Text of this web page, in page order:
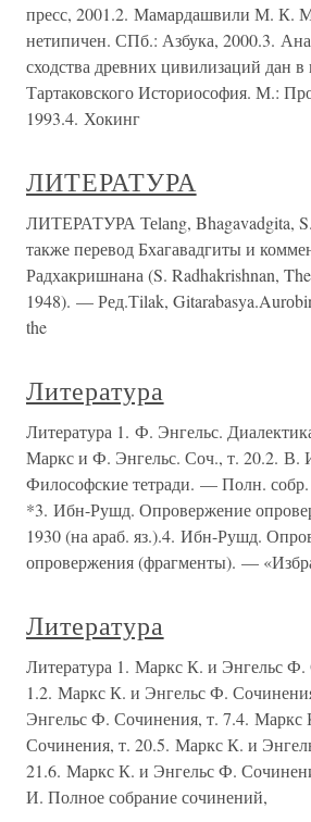
пресс, 2001.2. Мамардашвили М. К.
нетипичен. СПб.: Азбука, 2000.3.
сходства древних цивилизаций дан
Тартаковского Историософия. М.:
1993.4. Хокинг
ЛИТЕРАТУРА
ЛИТЕРАТУРА Теlаng, Bhagavadgita,
также перевод Бхагавадгиты и
Радхакришнана (S. Radhakrishnan,
1948). — Ред.Тilak,
the
Литература
Литература 1. Ф. Энгельс.
Маркс и Ф. Энгельс. Соч., т. 20.2. В.
Философские тетради. — Полн.
*3. Ибн-Рушд. Опровержение
1930 (на араб. яз.).4. Ибн-Рушд.
опровержения (фрагменты). —
Литература
Литература 1. Маркс К. и Энгельс Ф.
1.2. Маркс К. и Энгельс Ф.
Энгельс Ф. Сочинения, т. 7.4. Маркс
Сочинения, т. 20.5. Маркс К. и
21.6. Маркс К. и Энгельс Ф.
И. Полное собрание сочинений,